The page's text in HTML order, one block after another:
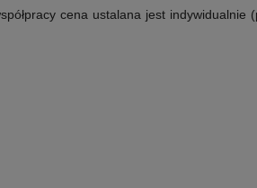
cena ustalana jest indywidualnie